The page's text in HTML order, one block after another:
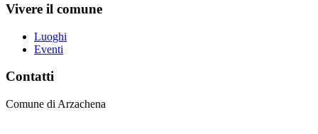
Vivere il comune
Luoghi
Eventi
Contatti
Comune di Arzachena